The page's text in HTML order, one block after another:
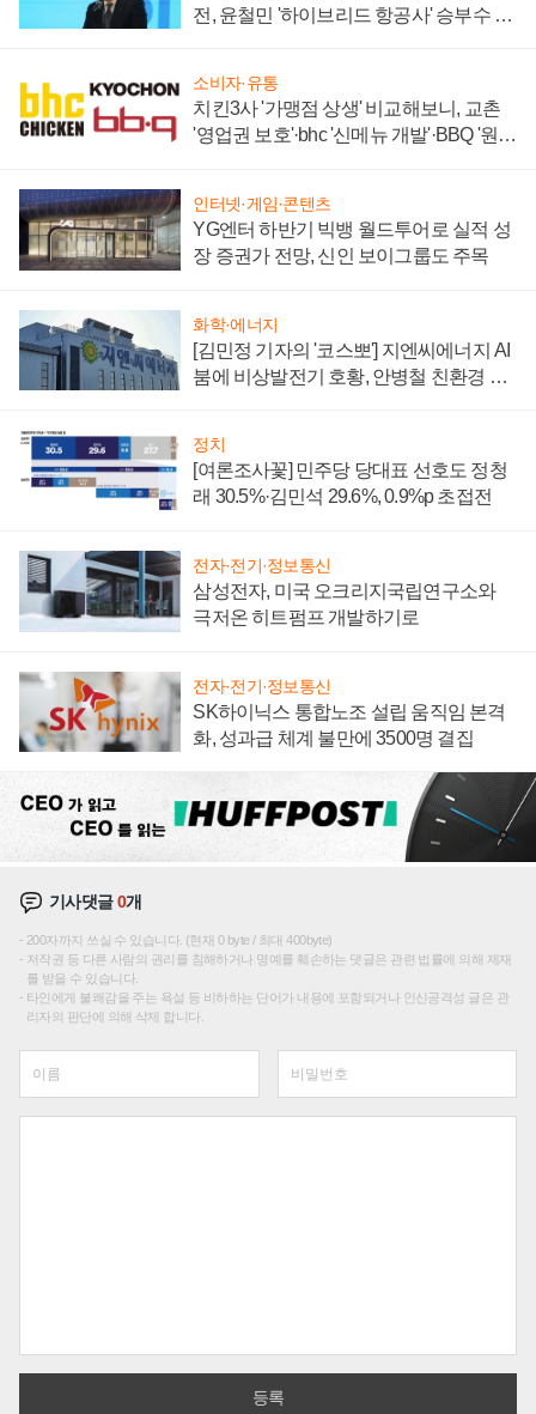
전, 윤철민 '하이브리드 항공사' 승부수 통
소비자·유통
치킨3사 '가맹점 상생' 비교해보니, 교촌
'영업권 보호'·bhc '신메뉴 개발'·BBQ '원가
인터넷·게임·콘텐츠
YG엔터 하반기 빅뱅 월드투어로 실적 성
장 증권가 전망, 신인 보이그룹도 주목
화학·에너지
[김민정 기자의 '코스뽀'] 지엔씨에너지 AI
붐에 비상발전기 호황, 안병철 친환경 에
정치
[여론조사꽃] 민주당 당대표 선호도 정청
래 30.5%·김민석 29.6%, 0.9%p 초접전
전자·전기·정보통신
삼성전자, 미국 오크리지국립연구소와
극저온 히트펌프 개발하기로
전자·전기·정보통신
SK하이닉스 통합노조 설립 움직임 본격
화, 성과급 체계 불만에 3500명 결집
기사댓글0개
200자까지 쓰실 수 있습니다. (현재 0 byte / 최대 400byte)
저작권 등 다른 사람의 권리를 침해하거나 명예를 훼손하는 댓글은 관련 법률에 의해 제재
를 받을 수 있습니다.
타인에게 불쾌감을 주는 욕설 등 비하하는 단어가 내용에 포함되거나 인신공격성 글은 관
리자의 판단에 의해 삭제 합니다.